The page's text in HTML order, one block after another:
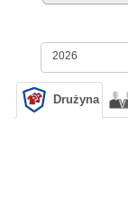
2026
Drużyna